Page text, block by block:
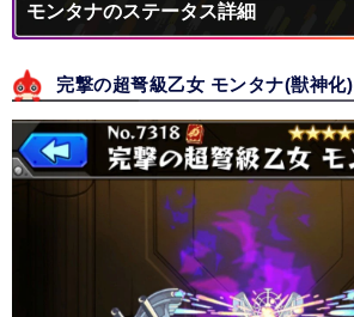
モンタナのステータス詳細
完撃の超弩級乙女 モンタナ(獣神化)